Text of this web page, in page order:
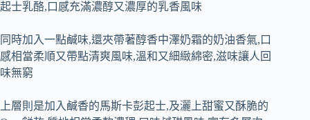
起士乳酪,口感充滿濃醇又濃厚的乳香風味
同時加入一點鹹味,還夾帶著醇香中澤奶霜的奶油香氣,口
感相當柔順又帶點清爽風味,溫和又細緻綿密,滋味讓人回
味無窮
上層則是加入鹹香的馬斯卡彭起士,及灑上甜蜜又酥脆的